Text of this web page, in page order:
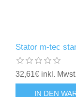
Stator m-tec
32,61€ inkl. Mwst.